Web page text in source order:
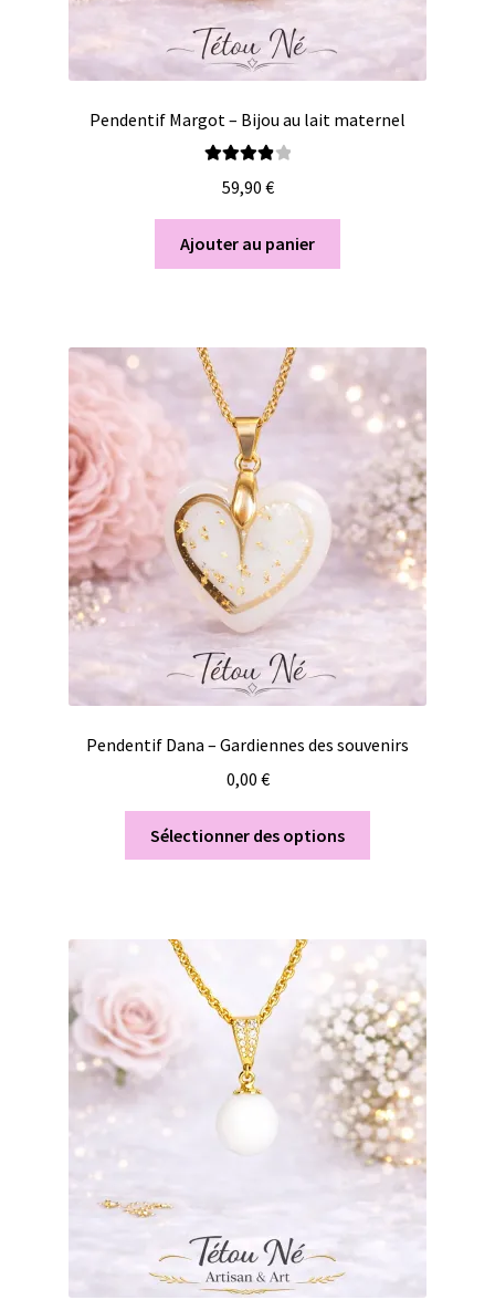
Pendentif Margot – Bijou au lait maternel
sur 5
59,90 €
Ajouter au panier
Pendentif Dana – Gardiennes des souvenirs
0,00 €
Sélectionner des options